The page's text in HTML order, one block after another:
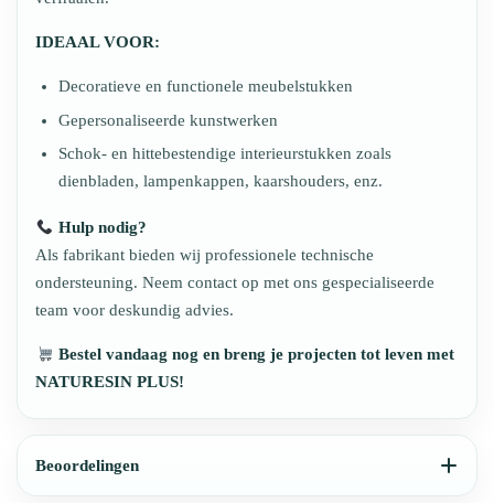
IDEAAL VOOR:
Decoratieve en functionele meubelstukken
Gepersonaliseerde kunstwerken
Schok- en hittebestendige interieurstukken zoals
dienbladen, lampenkappen, kaarshouders, enz.
Hulp nodig?
Als fabrikant bieden wij professionele technische
ondersteuning. Neem contact op met ons gespecialiseerde
team voor deskundig advies.
Bestel vandaag nog en breng je projecten tot leven met
NATURESIN PLUS!
Beoordelingen